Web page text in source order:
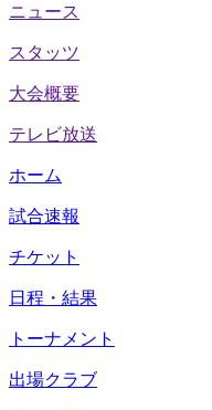
ニュース
スタッツ
大会概要
テレビ放送
ホーム
試合速報
チケット
日程・結果
トーナメント
出場クラブ